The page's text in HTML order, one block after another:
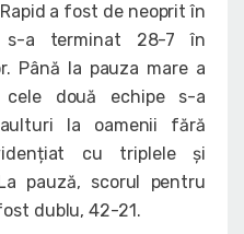
a fost de neoprit în
a terminat 28-7 în
Până la pauza mare a
două echipe s-a
la oamenii fără
cu triplele și
pauză, scorul pentru
dublu, 42-21.